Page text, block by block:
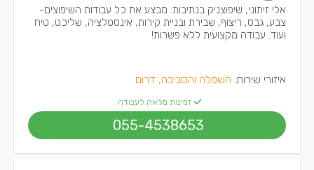
אלי זיתוני, שיפוצניק בנתיבות. מבצע את כל עבודות השיפוצים-
צבע, גבס, ריצוף, שבירת ובניית קירות, אינסטלציה, שליכט, טיח
ועוד. עבודה מקצועית ללא פשרות!
איזורי שירות: השפלה והסביבה, דרום
זמינות מלאה לעבודה
055-4538653